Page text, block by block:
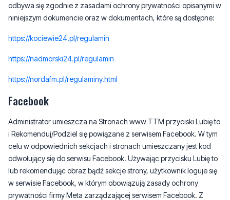
odbywa się zgodnie z zasadami ochrony prywatności opisanymi w
niniejszym dokumencie oraz w dokumentach, które są dostępne:
https://kociewie24.pl/regulamin
https://nadmorski24.pl/regulamin
https://nordafm.pl/regulaminy.html
Facebook
Administrator umieszcza na Stronach www TTM przyciski Lubię to
i Rekomenduj/Podziel się powiązane z serwisem Facebook. W tym
celu w odpowiednich sekcjach i stronach umieszczany jest kod
odwołujący się do serwisu Facebook. Używając przycisku Lubię to
lub rekomendując obraz bądź sekcje strony, użytkownik loguje się
w serwisie Facebook, w którym obowiązują zasady ochrony
prywatności firmy Meta zarządzającej serwisem Facebook. Z